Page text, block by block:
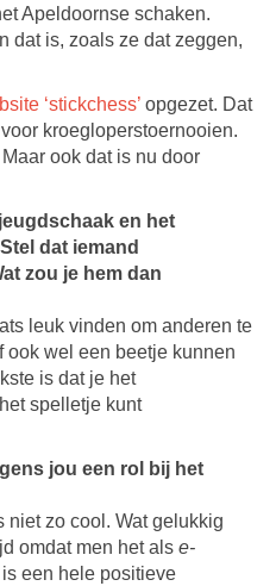
Apeldoornse schaken.
dat is, zoals ze dat zeggen,
‘stickchess’ opgezet. Dat
kroegloperstoernooien.
ook dat is nu door
en het
dat iemand
zou je hem dan
leuk vinden om anderen te
ook wel een beetje kunnen
is dat je het
spelletje kunt
jou een rol bij het
niet zo cool. Wat gelukkig
omdat men het als e-
een hele positieve